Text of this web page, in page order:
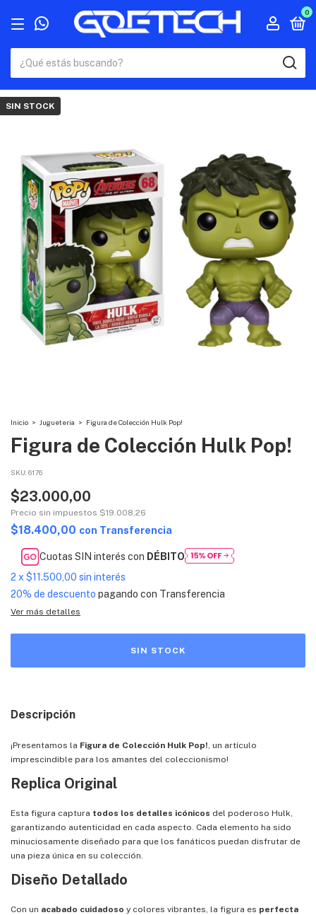
0
SIN STOCK
Inicio > Jugueteria > Figura de Colección Hulk Pop!
Figura de Colección Hulk Pop!
SKU: 6176
$23.000,00
Precio sin impuestos $19.008,26
$18.400,00 con Transferencia
Cuotas SIN interés con DÉBITO
2 x $11.500,00 sin interés
20% de descuento pagando con Transferencia
Ver más detalles
Descripción
¡Presentamos la Figura de Colección Hulk Pop!, un artículo
imprescindible para los amantes del coleccionismo!
Replica Original
Esta figura captura todos los detalles icónicos del poderoso Hulk,
garantizando autenticidad en cada aspecto. Cada elemento ha sido
minuciosamente diseñado para que los fanáticos puedan disfrutar de
una pieza única en su colección.
Diseño Detallado
Con un acabado cuidadoso y colores vibrantes, la figura es perfecta